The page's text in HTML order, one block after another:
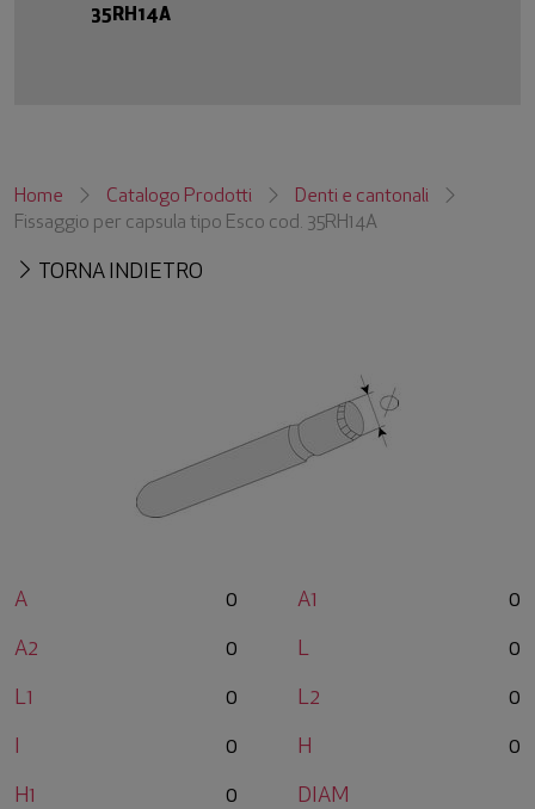
35RH14A
Home Catalogo Prodotti
Denti e cantonali
Fissaggio per capsula tipo Esco cod. 35RH14A
TORNA INDIETRO
A 0 A1 0
A2 0 L 0
L1 0 L2 0
I 0 H 0
H1 0 DIAM